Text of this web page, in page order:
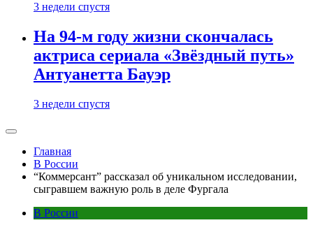
3 недели спустя
На 94-м году жизни скончалась
актриса сериала «Звёздный путь»
Антуанетта Бауэр
3 недели спустя
Главная
В России
“Коммерсант” рассказал об уникальном исследовании,
сыгравшем важную роль в деле Фургала
В России